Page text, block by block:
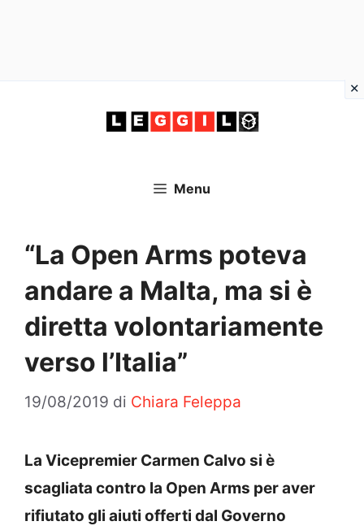
Menu
“La Open Arms poteva
andare a Malta, ma si è
diretta volontariamente
verso l’Italia”
19/08/2019 di Chiara Feleppa
La Vicepremier Carmen Calvo si è
scagliata contro la Open Arms per aver
rifiutato gli aiuti offerti dal Governo